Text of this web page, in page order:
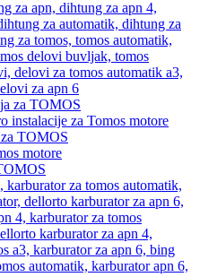
za TOMOS
TOMOS